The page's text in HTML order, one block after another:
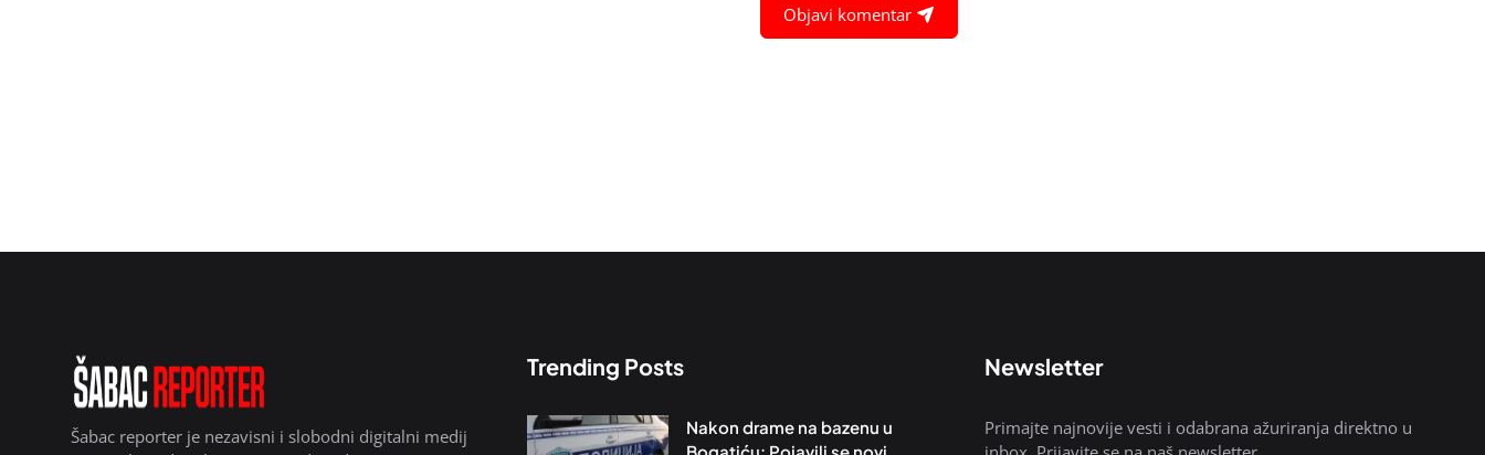
Objavi komentar
Šabac reporter je nezavisni i slobodni digitalni medij
Trending Posts
Nakon drame na bazenu u
Newsletter
Primajte najnovije vesti i odabrana ažuriranja direktno u